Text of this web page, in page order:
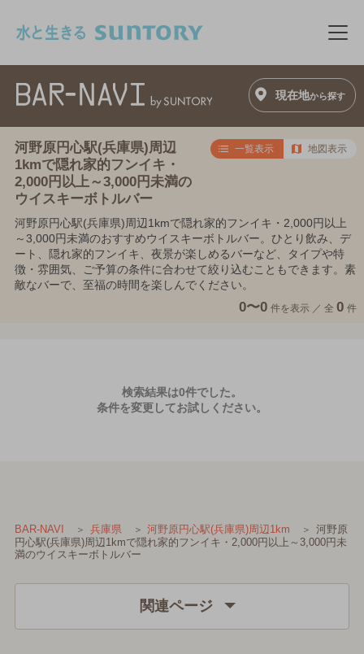
メ
現在地から探す
河野原円心駅(兵庫県)周辺
1kmで隠れ家的フンイキ・
2,000円以上～3,000円未満の
ウイスキーボトルバー
一覧表示 地図表示
河野原円心駅(兵庫県)周辺1kmで隠れ家的フンイキ・2,000円以上
～3,000円未満のおすすめウイスキーボトルバー。ひとり飲み、デ
ート、隠れ家的フンイキ、夜景が楽しめるバーなど、タイプや特
徴・雰囲気、ご予算の条件に合わせて絞り込むこともできます。素
敵なバーで、至福の時間を楽しんでください。
0〜0 件を表示 ／ 全 0 件
検索結果は0件でした。
条件を変更してお試しください。
BAR-NAVI 兵庫県 河野原円心駅(兵庫県)周辺1km
河野原
円心駅(兵庫県)周辺1kmで隠れ家的フンイキ・2,000円以上～3,000円未
満のウイスキーボトルバー
関連ページ